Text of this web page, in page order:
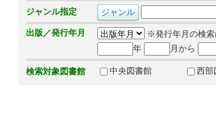
ジャンル指定
出版／発行年月
※発行年月の検索
年
月から
検索対象図書館 中央図書館 西部